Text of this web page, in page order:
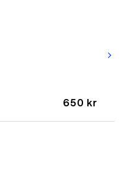
650 kr
arrow_forward_ios